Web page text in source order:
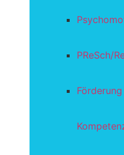
PReSch/